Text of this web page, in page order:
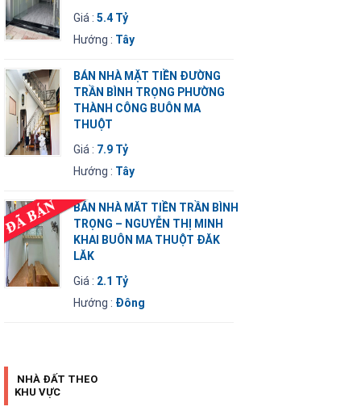
Giá :5.4 Tỷ
Hướng : Tây
BÁN NHÀ MẶT TIỀN ĐƯỜNG
TRẦN BÌNH TRỌNG PHƯỜNG
THÀNH CÔNG BUÔN MA
THUỘT
Giá : 7.9 Tỷ
Hướng : Tây
BÁN NHÀ MĂT TIỀN TRẦN BÌNH
TRỌNG – NGUYỄN THỊ MINH
KHAI BUÔN MA THUỘT ĐĂK
LĂK
Giá : 2.1 Tỷ
Hướng : Đông
NHÀ ĐẤT THEO
KHU VỰC